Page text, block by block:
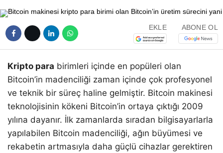
EKLE ABONE OL
Kripto para birimleri içinde en popüleri olan
Bitcoin’in madenciliği zaman içinde çok profesyonel
ve teknik bir süreç haline gelmiştir. Bitcoin makinesi
teknolojisinin kökeni Bitcoin’in ortaya çıktığı 2009
yılına dayanır. İlk zamanlarda sıradan bilgisayarlarla
yapılabilen Bitcoin madenciliği, ağın büyümesi ve
rekabetin artmasıyla daha güçlü cihazlar gerektiren